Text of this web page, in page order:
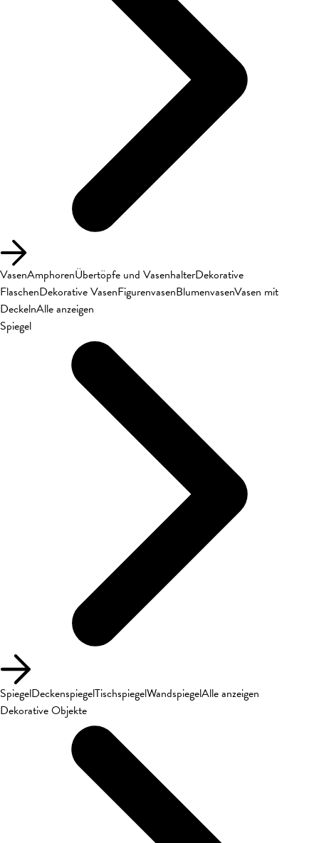
VasenAmphorenÜbertöpfe und VasenhalterDekorative
FlaschenDekorative VasenFigurenvasenBlumenvasenVasen mit
DeckelnAlle anzeigen
Spiegel
SpiegelDeckenspiegelTischspiegelWandspiegelAlle anzeigen
Dekorative Objekte